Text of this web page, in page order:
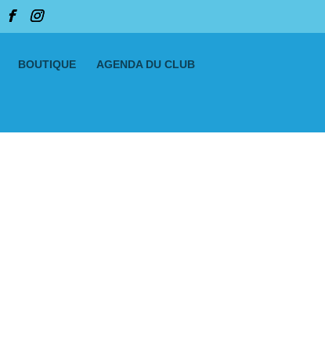
BOUTIQUE AGENDA DU CLUB